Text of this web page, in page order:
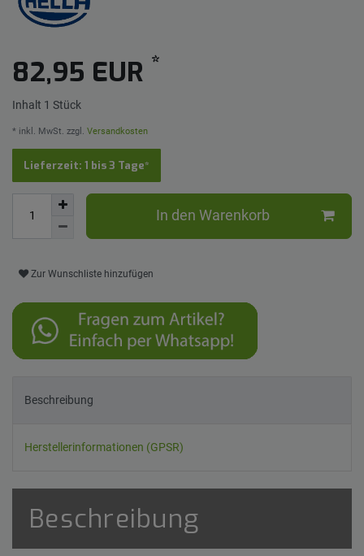
82,95 EUR *
Inhalt 1 Stück
* inkl. MwSt. zzgl. Versandkosten
Lieferzeit: 1 bis 3 Tage*
In den Warenkorb
Zur Wunschliste hinzufügen
Beschreibung
Herstellerinformationen (GPSR)
Beschreibung